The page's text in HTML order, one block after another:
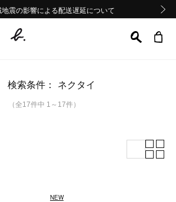
震の影響による配送遅延について
Sale 2buy10%OFF!!
震の影響による配送遅延について
Sale 2buy10%OFF!!
検索条件： ネクタイ
（全17件中 1～17件）
NEW